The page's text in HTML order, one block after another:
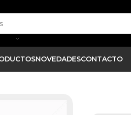
NOVEDADESCONTACTO